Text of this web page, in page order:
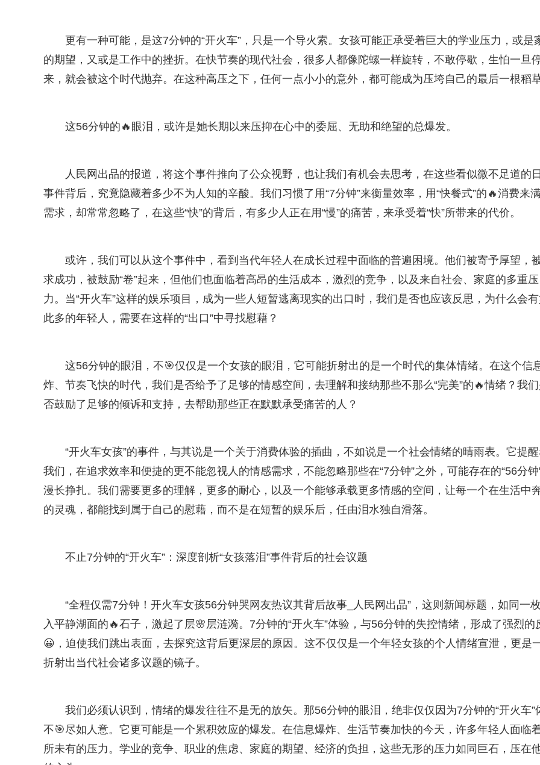
更有一种可能，是这7分钟的“开火车”，只是一个导火索。女孩可能正承受着巨大的学业压力，或是
的期望，又或是工作中的挫折。在快节奏的现代社会，很多人都像陀螺一样旋转，不敢停歇，生怕一旦
来，就会被这个时代抛弃。在这种高压之下，任何一点小小的意外，都可能成为压垮自己的最后一根稻草
这56分钟的🔥眼泪，或许是她长期以来压抑在心中的委屈、无助和绝望的总爆发。
人民网出品的报道，将这个事件推向了公众视野，也让我们有机会去思考，在这些看似微不足道的
事件背后，究竟隐藏着多少不为人知的辛酸。我们习惯了用“7分钟”来衡量效率，用“快餐式”的🔥消费来
需求，却常常忽略了，在这些“快”的背后，有多少人正在用“慢”的痛苦，来承受着“快”所带来的代价。
或许，我们可以从这个事件中，看到当代年轻人在成长过程中面临的普遍困境。他们被寄予厚望，
求成功，被鼓励“卷”起来，但他们也面临着高昂的生活成本，激烈的竞争，以及来自社会、家庭的多重压
力。当“开火车”这样的娱乐项目，成为一些人短暂逃离现实的出口时，我们是否也应该反思，为什么会
此多的年轻人，需要在这样的“出口”中寻找慰藉？
这56分钟的眼泪，不🎯仅仅是一个女孩的眼泪，它可能折射出的是一个时代的集体情绪。在这个信
炸、节奏飞快的时代，我们是否给予了足够的情感空间，去理解和接纳那些不那么“完美”的🔥情绪？我
否鼓励了足够的倾诉和支持，去帮助那些正在默默承受痛苦的人？
“开火车女孩”的事件，与其说是一个关于消费体验的插曲，不如说是一个社会情绪的晴雨表。它提
我们，在追求效率和便捷的更不能忽视人的情感需求，不能忽略那些在“7分钟”之外，可能存在的“56分钟
漫长挣扎。我们需要更多的理解，更多的耐心，以及一个能够承载更多情感的空间，让每一个在生活中
的灵魂，都能找到属于自己的慰藉，而不是在短暂的娱乐后，任由泪水独自滑落。
不止7分钟的“开火车”：深度剖析“女孩落泪”事件背后的社会议题
“全程仅需7分钟！开火车女孩56分钟哭网友热议其背后故事_人民网出品”，这则新闻标题，如同一
入平静湖面的🔥石子，激起了层🌸层涟漪。7分钟的“开火车”体验，与56分钟的失控情绪，形成了强烈的
😀，迫使我们跳出表面，去探究这背后更深层的原因。这不仅仅是一个年轻女孩的个人情绪宣泄，更是
折射出当代社会诸多议题的镜子。
我们必须认识到，情绪的爆发往往不是无的放矢。那56分钟的眼泪，绝非仅仅因为7分钟的“开火车”
不🎯尽如人意。它更可能是一个累积效应的爆发。在信息爆炸、生活节奏加快的今天，许多年轻人面临
所未有的压力。学业的竞争、职业的焦虑、家庭的期望、经济的负担，这些无形的压力如同巨石，压在